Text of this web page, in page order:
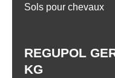
REGUPOL
KG
Sols pour chevaux